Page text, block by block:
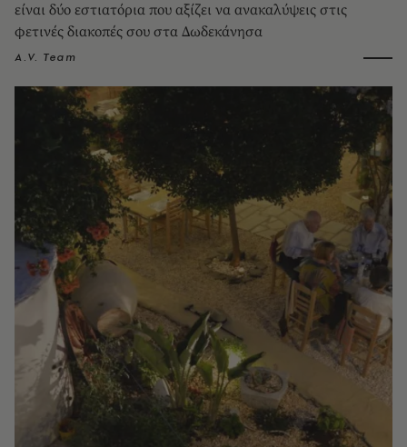
είναι δύο εστιατόρια που αξίζει να ανακαλύψεις στις
φετινές διακοπές σου στα Δωδεκάνησα
A.V. Team